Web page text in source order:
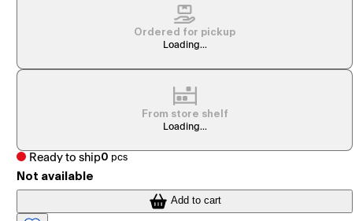
Ordered for pickup
Loading...
From store shelf
Loading...
Ready to ship0 pcs
Not available
Add to cart